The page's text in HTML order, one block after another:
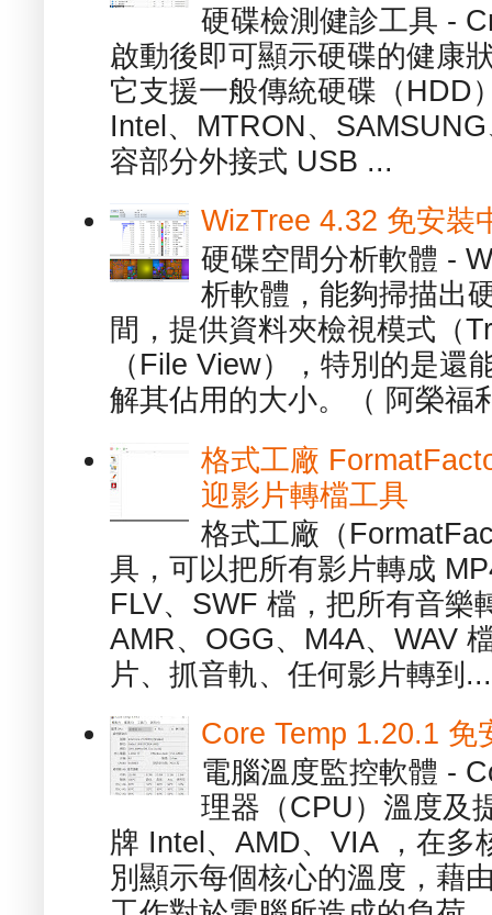
硬碟檢測健診工具 -
啟動後即可顯示硬碟的健康
它支援一般傳統硬碟（HDD
Intel、MTRON、
容部分外接式 USB ...
WizTree 4.32 免安裝
硬碟空間分析軟體 -
析軟體，能夠掃描出
間，提供資料夾檢視模式（
（File View），特別的是還
解其佔用的大小。（ 阿榮福
格式工廠
迎影片轉檔工具
格式工廠（
具，可以把所有影片轉成
FLV、SWF 檔，把所有音樂
AMR、OGG、M4A、WAV
片、抓音軌、任何影片轉到...
Core Temp 1.20.1 免
電腦溫度監控軟體 -
理器（CPU）溫度及
牌 Intel、AMD、VIA ，在多
別顯示每個核心的溫度，藉